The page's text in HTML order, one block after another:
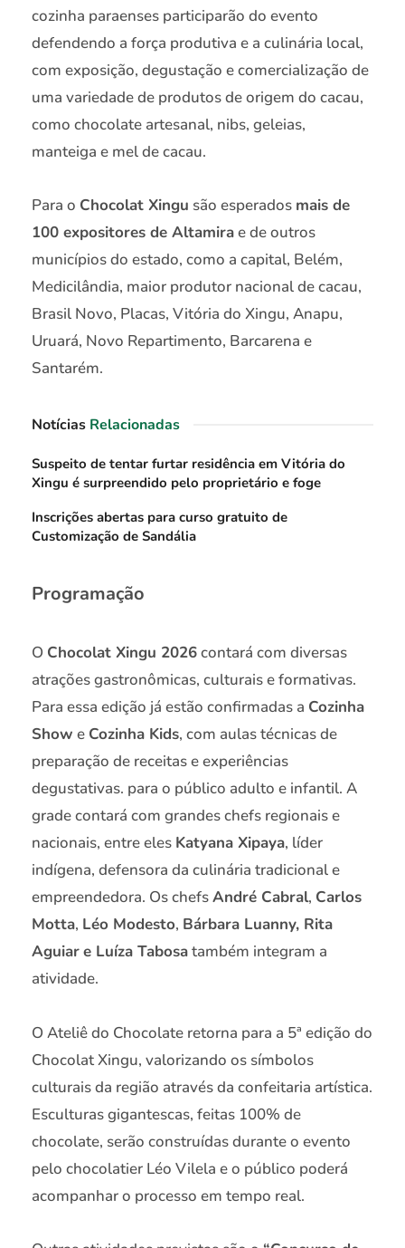
cozinha paraenses participarão do evento
defendendo a força produtiva e a culinária local,
com exposição, degustação e comercialização de
uma variedade de produtos de origem do cacau,
como chocolate artesanal, nibs, geleias,
manteiga e mel de cacau.
Para o Chocolat Xingu são esperados mais de
100 expositores de Altamirae de outros
municípios do estado, como a capital, Belém,
Medicilândia, maior produtor nacional de cacau,
Brasil Novo, Placas, Vitória do Xingu, Anapu,
Uruará, Novo Repartimento, Barcarena e
Santarém.
Notícias Relacionadas
Suspeito de tentar furtar residência em Vitória do
Xingu é surpreendido pelo proprietário e foge
Inscrições abertas para curso gratuito de
Customização de Sandália
Programação
O Chocolat Xingu 2026contará com diversas
atrações gastronômicas, culturais e formativas.
Para essa edição já estão confirmadas a Cozinha
Show e Cozinha Kids, com aulas técnicas de
preparação de receitas e experiências
degustativas. para o público adulto e infantil. A
grade contará com grandes chefs regionais e
nacionais, entre eles Katyana Xipaya, líder
indígena, defensora da culinária tradicional e
empreendedora. Os chefsAndré Cabral, Carlos
Motta, Léo Modesto, Bárbara Luanny, Rita
Aguiare Luíza Tabosatambém integram a
atividade.
O Ateliê do Chocolate retorna para a 5ª edição do
Chocolat Xingu, valorizando os símbolos
culturais da região através da confeitaria artística.
Esculturas gigantescas, feitas 100% de
chocolate, serão construídas durante o evento
pelo chocolatier Léo Vilela e o público poderá
acompanhar o processo em tempo real.